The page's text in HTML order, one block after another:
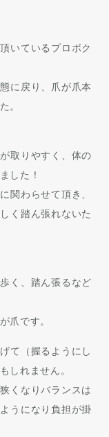
いているプロボク
に戻り、爪が爪本
。
取りやすく、体の
した！
関わらせて頂き、
く踏ん張れないた
く、踏ん張るなど
爪です。
て（握るようにし
しれません。
くなりバランスは
うになり負担が掛